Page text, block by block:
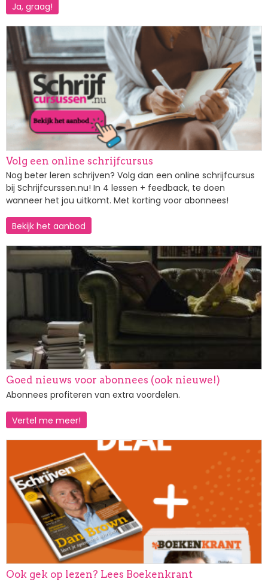
Ja, graag!
Afbeelding
Volg een online schrijfcursus
Nog beter leren schrijven? Volg dan een online schrijfcursus
bij Schrijfcurssen.nu! In 4 lessen + feedback, te doen
wanneer het jou uitkomt. Met korting voor abonnees!
Bekijk het aanbod
Afbeelding
Goed nieuws voor abonnees (ook nieuwe!)
Abonnees profiteren van extra voordelen.
Vertel me meer!
Ook gek op lezen? Lees Boekenkrant